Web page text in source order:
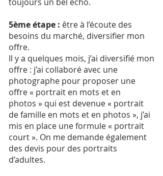
5ème étape : être à l’écoute des
besoins du marché, diversifier mon
offre.
Il y a quelques mois, j’ai diversifié mon
offre : j’ai collaboré avec une
photographe pour proposer une
offre « portrait en mots et en
photos » qui est devenue « portrait
de famille en mots et en photos », j’ai
mis en place une formule « portrait
court ». On me demande également
des devis pour des portraits
d’adultes.